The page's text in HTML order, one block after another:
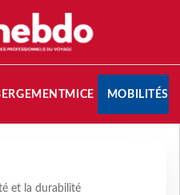
MICE MOBILITÉS
et la durabilité